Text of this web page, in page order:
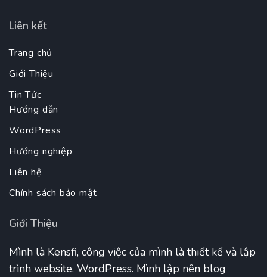
Liên kết
Trang chủ
Giới Thiệu
Tin Tức
Hướng dẫn
WordPress
Hướng nghiệp
Liên hệ
Chính sách bảo mật
Giới Thiệu
Mình là Kensfi, công việc của mình là thiết kế và lập
trình website, WordPress. Mình lập nên blog